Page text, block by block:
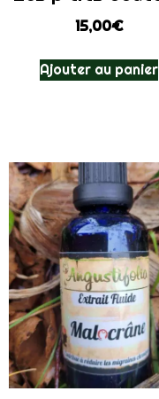
15,00€
Ajouter au panier